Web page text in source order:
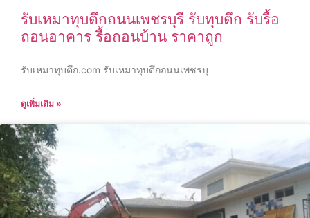
รับเหมาทุบตึกถนนเพชรบุรี รับทุบตึก รับรื้อ
ถอนอาคาร รื้อถอนบ้าน ราคาถูก
รับเหมาทุบตึก.com รับเหมาทุบตึกถนนเพชรบุ
ดูเพิ่มเติม »